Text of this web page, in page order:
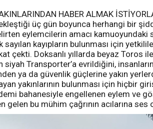
HABER ALMAK
üç gün boyunca herhangi bir
eylemcilerin amacı
sayılan kayıpların bulunması için
çekti. Doksanlı yıllarda beyaz Toros
siyah Transporter’a evrildiğini,
ya da güvenlik güçlerine yakın
yakınlarının bulunması için hiçbir
bahanesiyle engellenen eylem ve
gelen bu mühim çağrının acılarına ses